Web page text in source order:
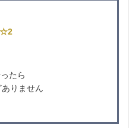
たら
りません